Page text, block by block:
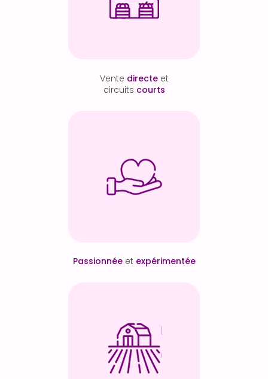
Vente directe et
circuits courts
Passionnée et expérimentée